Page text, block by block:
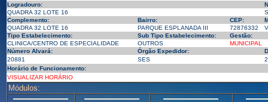
Logradouro:
QUADRA 32 LOTE 16
Complemento:
Bairro: CEP:
QUADRA 32 LOTE 16
PARQUE ESPLANADA III 72876332
Tipo Estabelecimento:
Sub Tipo Estabelecimento:
Gestão:
CLINICA/CENTRO DE ESPECIALIDADE
OUTROS
MUNICIPAL
Número Alvará:
Órgão Expedidor:
20881
SES
Horário de Funcionamento:
VISUALIZAR HORÁRIO
Módulos: